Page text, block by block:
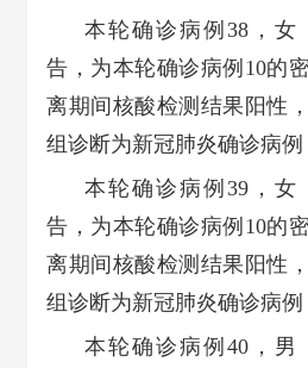
本轮确诊病例38，女
告，为本轮确诊病例10的
离期间核酸检测结果阳性
组诊断为新冠肺炎确诊病例
本轮确诊病例39，女
告，为本轮确诊病例10的
离期间核酸检测结果阳性
组诊断为新冠肺炎确诊病例
本轮确诊病例40，男